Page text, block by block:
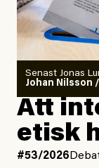
Det finns en
rörelser när
Antingen har
ska en gå ut
rörelsen. Eller
och då ska en
oro inom
Senast Jonas
Johan Nilsson
Att
etisk
#53/2026